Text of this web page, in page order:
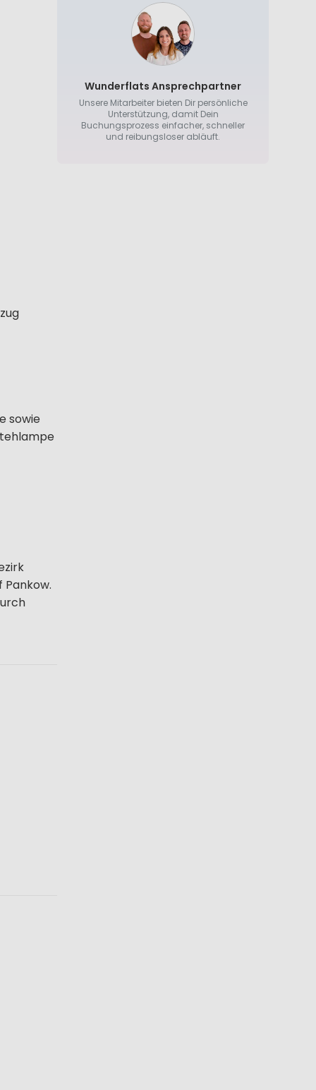
sowie
Pankow.
Wunderflats Ansprechpartner
Unsere Mitarbeiter bieten Dir persönliche
Unterstützung, damit Dein
Buchungsprozess einfacher, schneller
und reibungsloser abläuft.